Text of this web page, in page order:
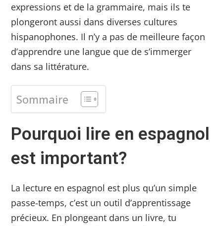
expressions et de la grammaire, mais ils te
plongeront aussi dans diverses cultures
hispanophones. Il n’y a pas de meilleure façon
d’apprendre une langue que de s’immerger
dans sa littérature.
Sommaire
Pourquoi lire en espagnol
est important?
La lecture en espagnol est plus qu’un simple
passe-temps, c’est un outil d’apprentissage
précieux. En plongeant dans un livre, tu